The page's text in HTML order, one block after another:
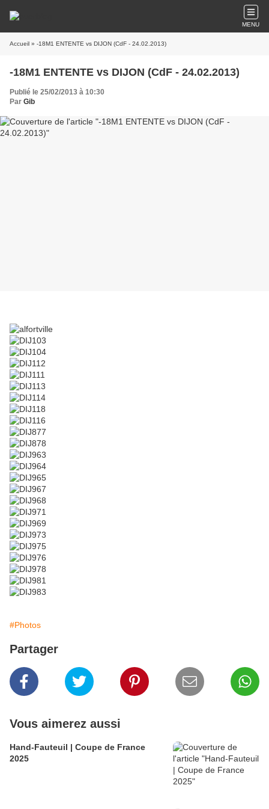
MENU
Accueil » -18M1 ENTENTE vs DIJON (CdF - 24.02.2013)
-18M1 ENTENTE vs DIJON (CdF - 24.02.2013)
Publié le 25/02/2013 à 10:30
Par Gib
#Photos
Partager
Vous aimerez aussi
Hand-Fauteuil | Coupe de France
2025